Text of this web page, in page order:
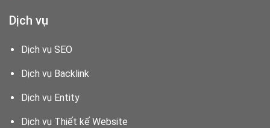
Dịch vụ
Dịch vụ SEO
Dịch vụ Backlink
Dịch vụ Entity
Dịch vụ Thiết kế Website